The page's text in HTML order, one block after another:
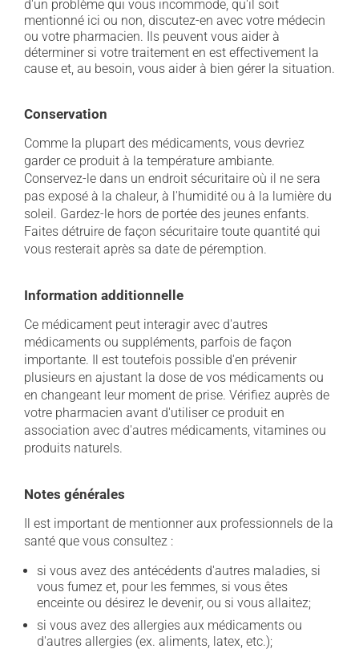
d'un problème qui vous incommode, qu'il soit
mentionné ici ou non, discutez-en avec votre médecin
ou votre pharmacien. Ils peuvent vous aider à
déterminer si votre traitement en est effectivement la
cause et, au besoin, vous aider à bien gérer la situation.
Conservation
Comme la plupart des médicaments, vous devriez
garder ce produit à la température ambiante.
Conservez-le dans un endroit sécuritaire où il ne sera
pas exposé à la chaleur, à l'humidité ou à la lumière du
soleil. Gardez-le hors de portée des jeunes enfants.
Faites détruire de façon sécuritaire toute quantité qui
vous resterait après sa date de péremption.
Information additionnelle
Ce médicament peut interagir avec d'autres
médicaments ou suppléments, parfois de façon
importante. Il est toutefois possible d'en prévenir
plusieurs en ajustant la dose de vos médicaments ou
en changeant leur moment de prise. Vérifiez auprès de
votre pharmacien avant d'utiliser ce produit en
association avec d'autres médicaments, vitamines ou
produits naturels.
Notes générales
Il est important de mentionner aux professionnels de la
santé que vous consultez :
si vous avez des antécédents d'autres maladies, si
vous fumez et, pour les femmes, si vous êtes
enceinte ou désirez le devenir, ou si vous allaitez;
si vous avez des allergies aux médicaments ou
d'autres allergies (ex. aliments, latex, etc.);